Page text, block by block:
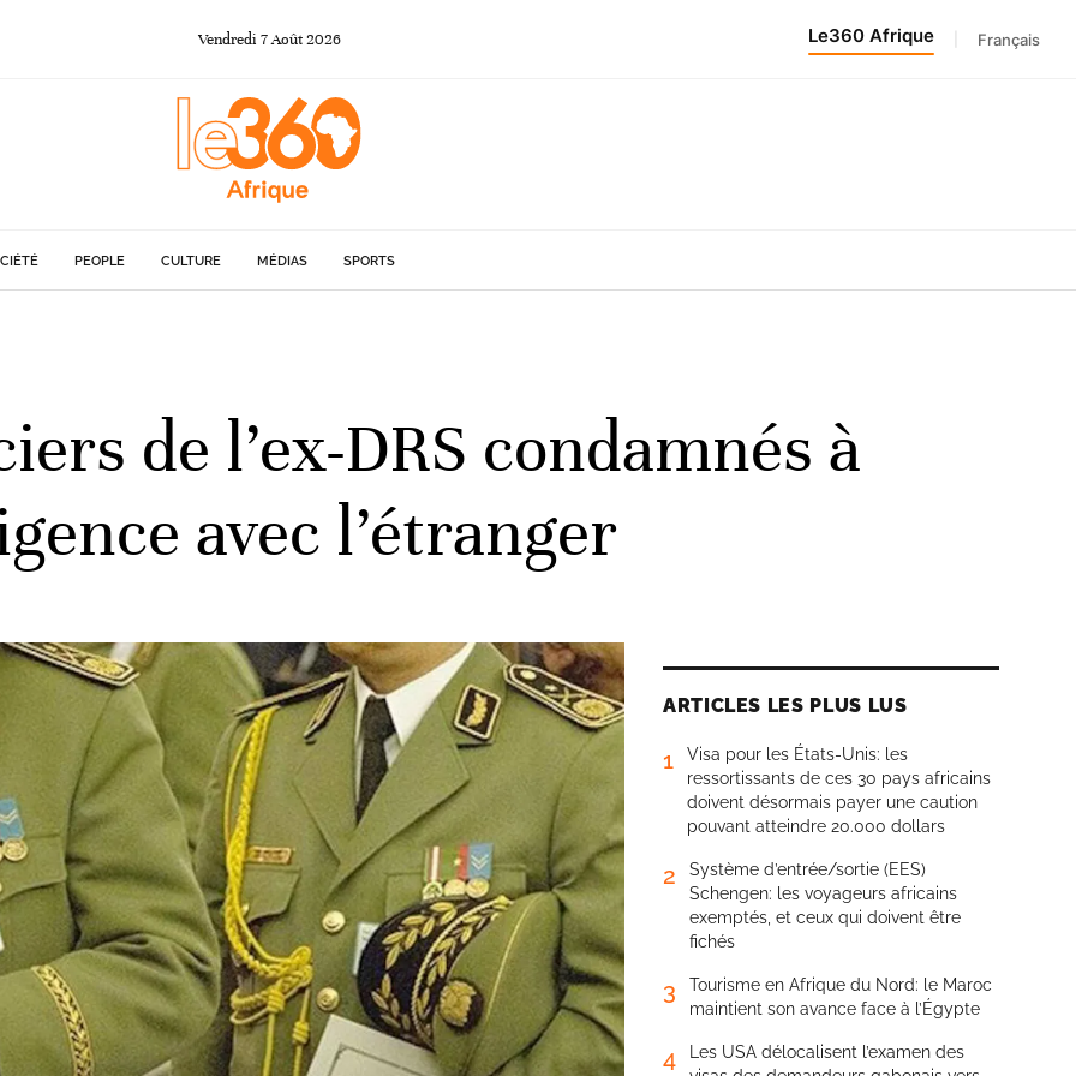
Vendredi 7Août 2026 Le360 Afrique Français
PEOPLE CULTURE MÉDIAS SPORTS
de l’ex-DRS condamnés à
avec l’étranger
ARTICLES LES PLUS LUS
1
Visa pour les États-Unis: les
ressortissants de ces 30 pays africains
doivent désormais payer une caution
pouvant atteindre 20.000 dollars
2
Système d’entrée/sortie (EES)
Schengen: les voyageurs africains
exemptés, et ceux qui doivent être
fichés
3
Tourisme en Afrique du Nord: le Maroc
maintient son avance face à l’Égypte
4
Les USA délocalisent l’examen des